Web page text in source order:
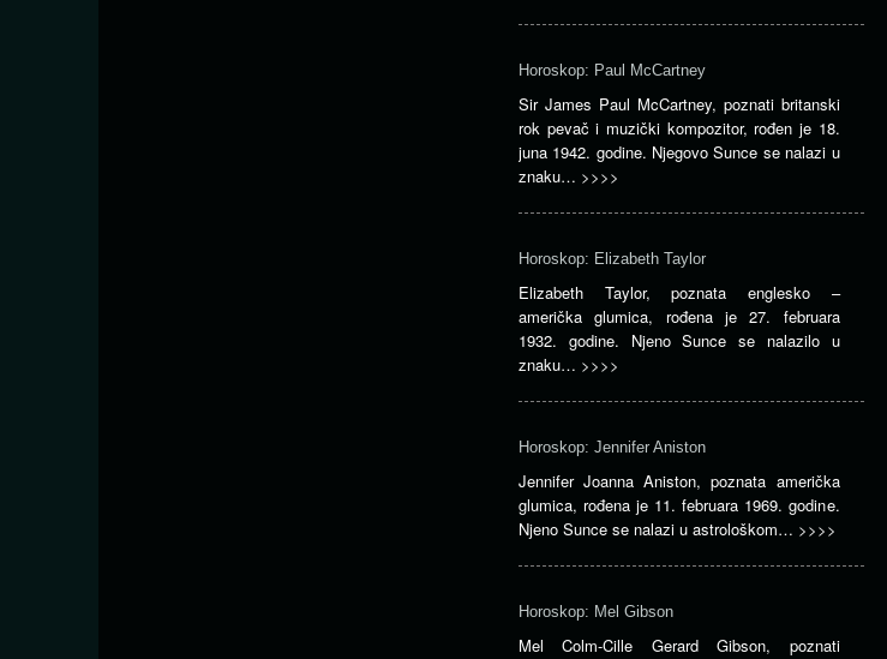
Horoskop: Paul McCartney
Sir James Paul McCartney, poznati britanski
rok pevač i muzički kompozitor, rođen je 18.
juna 1942. godine. Njegovo Sunce se nalazi u
znaku… >>>>
Horoskop: Elizabeth Taylor
Elizabeth Taylor, poznata englesko –
američka glumica, rođena je 27. februara
1932. godine. Njeno Sunce se nalazilo u
znaku… >>>>
Horoskop: Jennifer Aniston
Jennifer Joanna Aniston, poznata američka
glumica, rođena je 11. februara 1969. godine.
Njeno Sunce se nalazi u astrološkom… >>>>
Horoskop: Mel Gibson
Mel Colm-Cille Gerard Gibson, poznati